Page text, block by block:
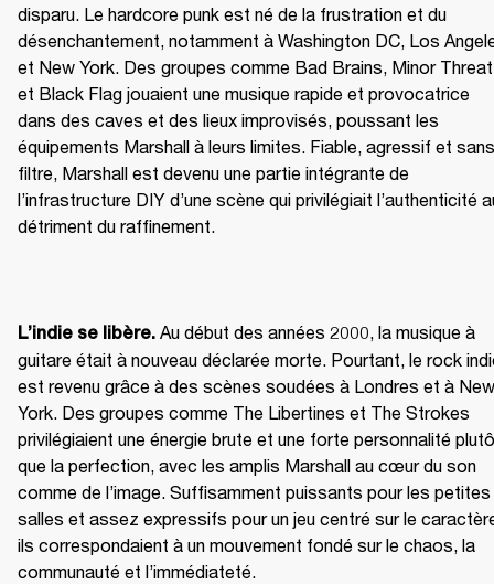
disparu. Le hardcore punk est né de la frustration et du
désenchantement, notamment à Washington DC, Los
et New York. Des groupes comme Bad Brains, Minor Threat
et Black Flag jouaient une musique rapide et provocatrice
dans des caves et des lieux improvisés, poussant les
équipements Marshall à leurs limites. Fiable, agressif et sans
filtre, Marshall est devenu une partie intégrante de
l’infrastructure DIY d’une scène qui privilégiait l’authenticité
détriment du raffinement.
L’indie se libère. Au début des années 2000, la musique à
guitare était à nouveau déclarée morte. Pourtant, le rock
est revenu grâce à des scènes soudées à Londres et à New
York. Des groupes comme The Libertines et The Strokes
privilégiaient une énergie brute et une forte personnalité
que la perfection, avec les amplis Marshall au cœur du son
comme de l’image. Suffisamment puissants pour les petites
salles et assez expressifs pour un jeu centré sur le
ils correspondaient à un mouvement fondé sur le chaos, la
communauté et l’immédiateté.